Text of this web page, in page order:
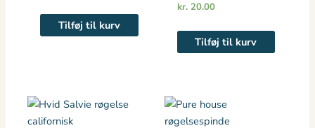
Tilføj til kurv
kr.20.00
Tilføj til kurv
Prisinterval: